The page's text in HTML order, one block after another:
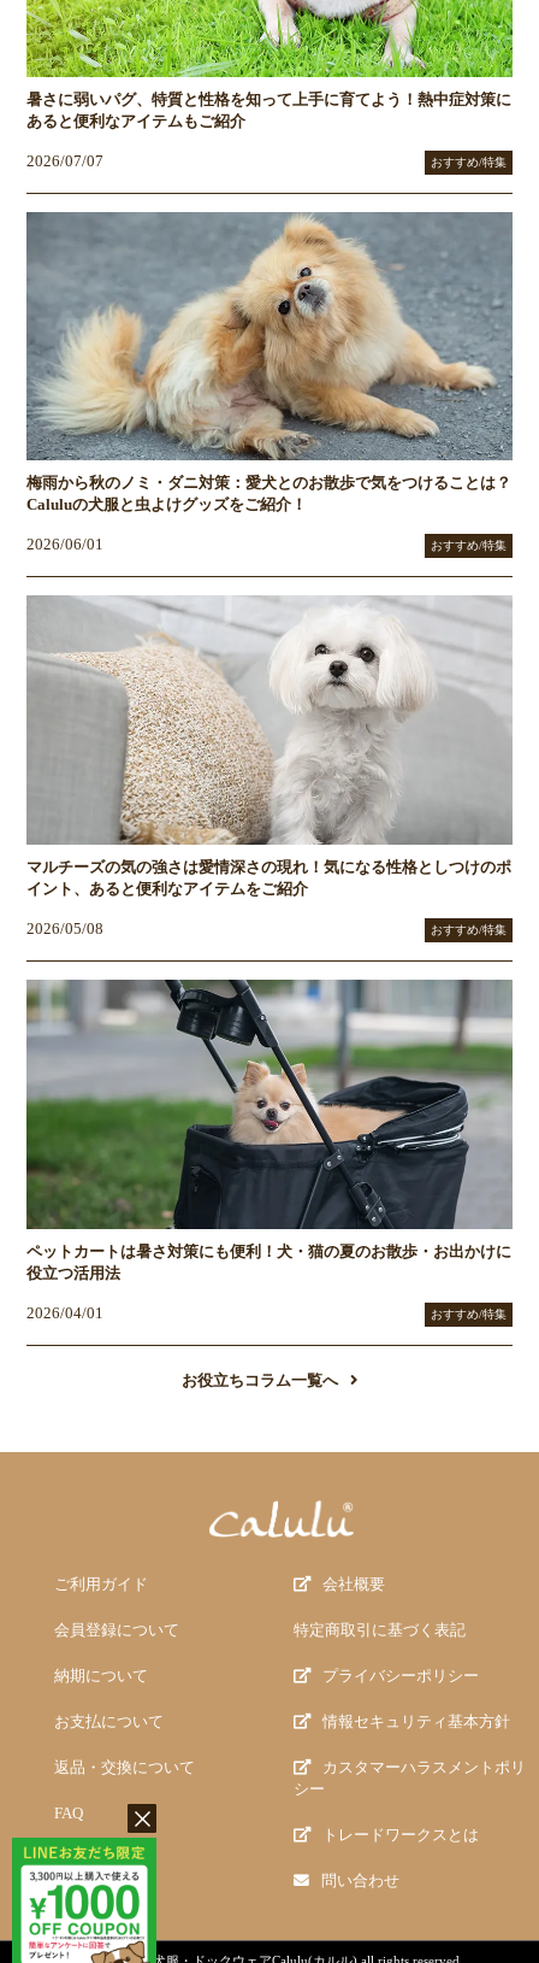
暑さに弱いパグ、特質と性格を知って上手に育てよう！熱中症対策に
あると便利なアイテムもご紹介
2026/07/07 おすすめ/特集
梅雨から秋のノミ・ダニ対策：愛犬とのお散歩で気をつけることは？
Caluluの犬服と虫よけグッズをご紹介！
2026/06/01 おすすめ/特集
マルチーズの気の強さは愛情深さの現れ！気になる性格としつけのポ
イント、あると便利なアイテムをご紹介
2026/05/08 おすすめ/特集
ペットカートは暑さ対策にも便利！犬・猫の夏のお散歩・お出かけに
役立つ活用法
2026/04/01 おすすめ/特集
お役立ちコラム一覧へ
ご利用ガイド
会員登録について
納期について
お支払について
返品・交換について
FAQ
会社概要
特定商取引に基づく表記
プライバシーポリシー
情報セキュリティ基本方針
カスタマーハラスメントポリ
シー
トレードワークスとは
問い合わせ